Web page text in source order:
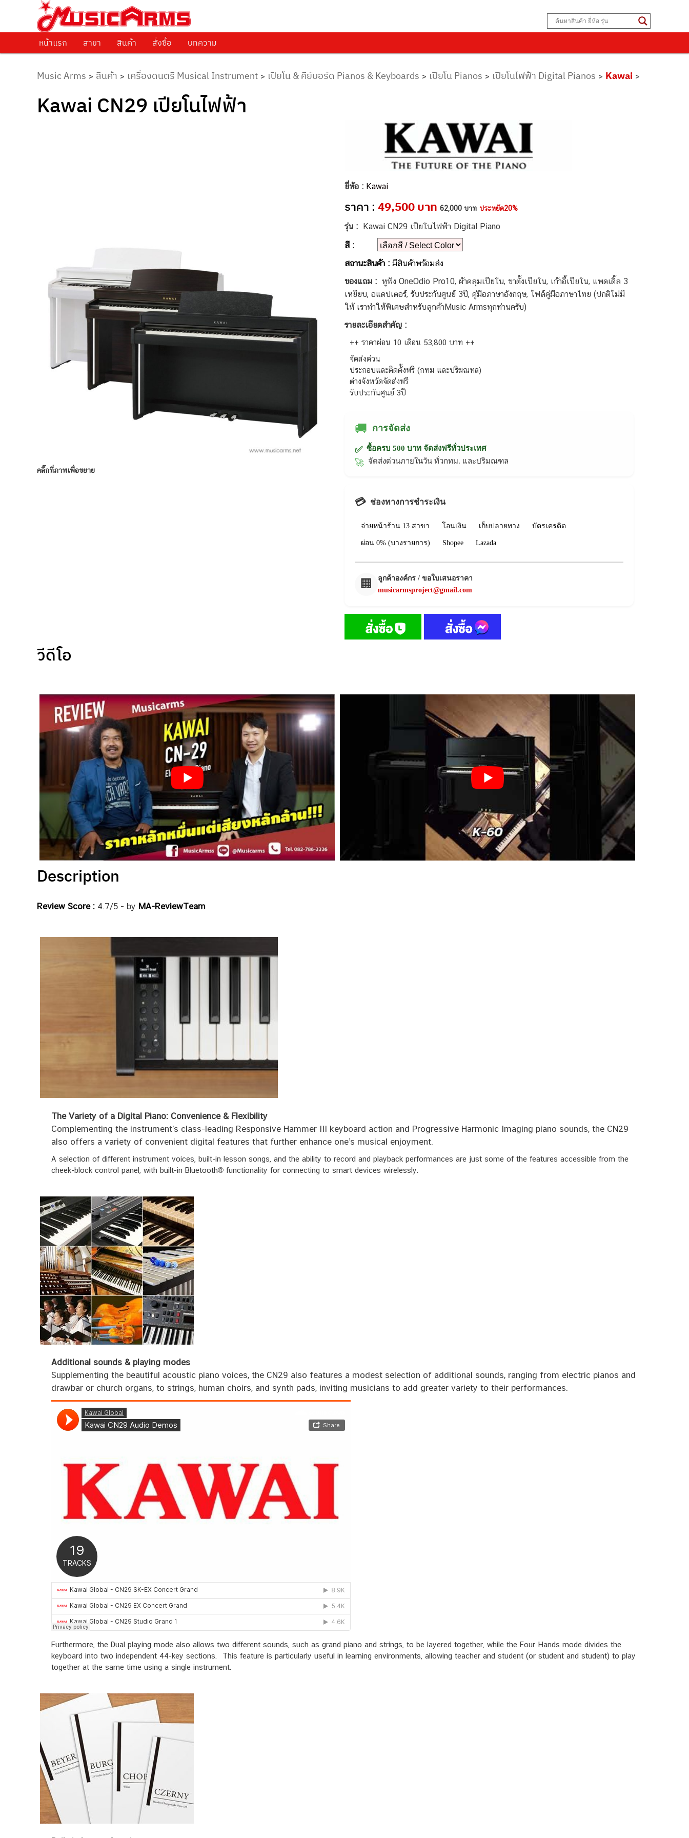
Music Arms
ศูนย์รวมครื่องดนตรีทุกชนิด ตั้งแต่เริ่มต้นถึงมืออาชีพ
Skip to primary content
หน้าแรก สาขา สินค้า สั่งซื้อ บทความ
Music Arms > สินค้า > เครื่องดนตรี Musical Instrument > เปียโน & คีย์บอร์ด Pianos & Keyboards > เปียโน Pianos > เปียโนไฟฟ้า Digital Pianos > Kawai >
Kawai CN29 เปียโนไฟฟ้า
คลิ๊กที่ภาพเพื่อขยาย
ยี่ห้อ : Kawai
ราคา : 49,500 บาท 62,000 บาท ประหยัด20%
รุ่น : Kawai CN29 เปียโนไฟฟ้า Digital Piano
สี :
สถานะสินค้า : มีสินค้าพร้อมส่ง
ของแถม : หูฟัง OneOdio Pro10, ผ้าคลุมเปียโน, ขาตั้งเปียโน, เก้าอี้เปียโน, แพดเดิ้ล 3
เหยียบ, อแดปเตอร์, รับประกันศูนย์ 3ปี, คู่มือภาษาอังกฤษ, ไฟล์คู่มือภาษาไทย (ปกติไม่มี
ให้ เราทำให้พิเศษสำหรับลูกค้าMusic Armsทุกท่านครับ)
รายละเอียดสำคัญ :
++ ราคาผ่อน 10 เดือน 53,800 บาท ++
จัดส่งด่วน
ประกอบและติดตั้งฟรี (กทม และปริฆณฑล)
ต่างจังหวัดจัดส่งฟรี
รับประกันศูนย์ 3ปี
🚚 การจัดส่ง
✅ ซื้อครบ 500 บาท จัดส่งฟรีทั่วประเทศ
🚀 จัดส่งด่วนภายในวัน ทั่วกทม. และปริมณฑล
💳 ช่องทางการชำระเงิน
จ่ายหน้าร้าน 13 สาขา โอนเงิน เก็บปลายทาง บัตรเครดิต
ผ่อน 0% (บางรายการ) Shopee Lazada
🏢
ลูกค้าองค์กร / ขอใบเสนอราคา
musicarmsproject@gmail.com
วีดีโอ
Description
Review Score : 4.7/5 - by MA-ReviewTeam
The Variety of a Digital Piano: Convenience & Flexibility
Complementing the instrument’s class-leading Responsive Hammer III keyboard action and Progressive Harmonic Imaging piano sounds, the CN29
also offers a variety of convenient digital features that further enhance one’s musical enjoyment.
A selection of different instrument voices, built-in lesson songs, and the ability to record and playback performances are just some of the features accessible from the
cheek-block control panel, with built-in Bluetooth® functionality for connecting to smart devices wirelessly.
Additional sounds & playing modes
Supplementing the beautiful acoustic piano voices, the CN29 also features a modest selection of additional sounds, ranging from electric pianos and
drawbar or church organs, to strings, human choirs, and synth pads, inviting musicians to add greater variety to their performances.
Furthermore, the Dual playing mode also allows two different sounds, such as grand piano and strings, to be layered together, while the Four Hands mode divides the
keyboard into two independent 44-key sections. This feature is particularly useful in learning environments, allowing teacher and student (or student and student) to play
together at the same time using a single instrument.